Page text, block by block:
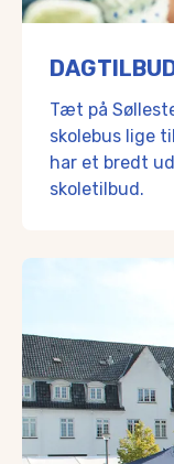
Tæt på
skolebus lige
har et bredt
skoletilbud.